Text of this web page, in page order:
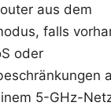
aus dem
falls
oder
5-GHz-